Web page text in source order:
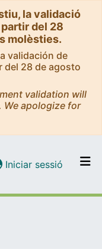
la validació
del 28
molèsties.
validación de
del 28 de agosto
validation will
apologize for
tot el DD
Iniciar sessió (current)